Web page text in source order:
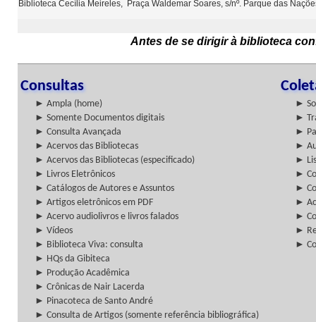
Biblioteca Cecília Meireles, Praça Waldemar Soares, s/nº. Parque das
Antes de se dirigir à biblioteca
Consultas
► Ampla (home)
►
► Somente Documentos digitais
►
► Consulta Avançada
►
► Acervos das Bibliotecas
►
► Acervos das Bibliotecas (especificado)
►
► Livros Eletrônicos
►
► Catálogos de Autores e Assuntos
►
► Artigos eletrônicos em PDF
►
► Acervo audiolivros e livros falados
►
► Vídeos
►
► Biblioteca Viva: consulta
►
► HQs da Gibiteca
► Produção Acadêmica
► Crônicas de Nair Lacerda
► Pinacoteca de Santo André
► Consulta de Artigos (somente referência bibliográfica)